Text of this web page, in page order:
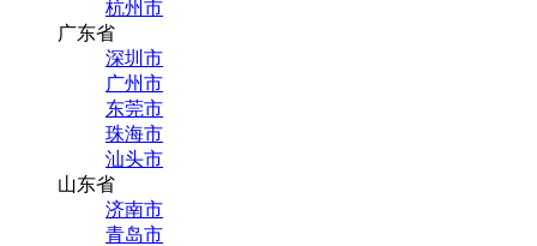
杭州市
广东省
深圳市
广州市
东莞市
珠海市
汕头市
山东省
济南市
青岛市